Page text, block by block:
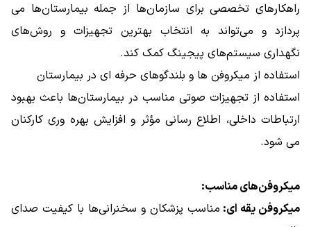
راهکارهای تخصصی برای سازمان‌ها از جمله بیمارستان‌ها می
‌پردازد و می‌تواند به انتخاب بهترین تجهیزات و روش‌های
نگهداری سیستم‌های پیجینگ کمک کند.
استفاده از میکروفن ها و بلندگوهای حرفه ای در بیمارستان
استفاده از تجهیزات صوتی مناسب در بیمارستان‌ها باعث بهبود
ارتباطات داخلی، اطلاع‌ رسانی مؤثر و افزایش بهره‌ وری کارکنان
می‌ شود.
میکروفن‌های مناسب:
میکروفن یقه‌ ای: مناسب پزشکان و سخنرانی‌ها با کیفیت صدای